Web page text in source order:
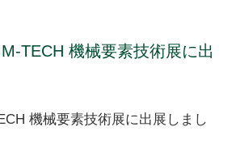
機械要素技術展に出
機械要素技術展に出展しまし